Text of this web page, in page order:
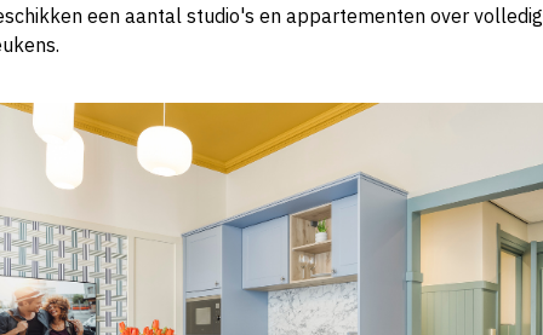
een aantal studio's en appartementen over volledig